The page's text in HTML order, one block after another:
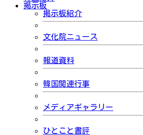
掲示板
掲示板紹介
文化院ニュース
報道資料
韓国関連行事
メディアギャラリー
ひとこと書評